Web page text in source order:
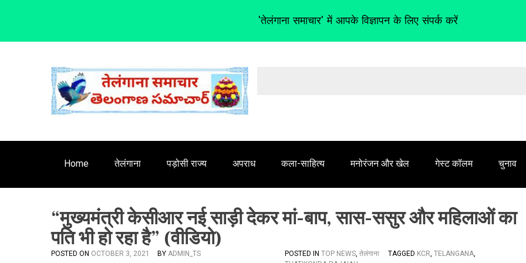
e
Home तेलंगाना पड़ोसी राज्य अपराध कला-साहित्य मनोरंजन और खेल गेस्ट कॉलम चुनाव
“मुख्यमंत्री केसीआर नई साड़ी देकर मां-बाप, सास-ससुर और महिलाओं का
पति भी हो रहा है” (वीडियो)
POSTED ON OCTOBER 3, 2021 BY ADMIN_TS POSTED IN TOP NEWS, तेलंगाना TAGGED KCR, TELANGANA,
'तेलंगाना समाचार' में आपके विज्ञापन के लिए संपर्क करें